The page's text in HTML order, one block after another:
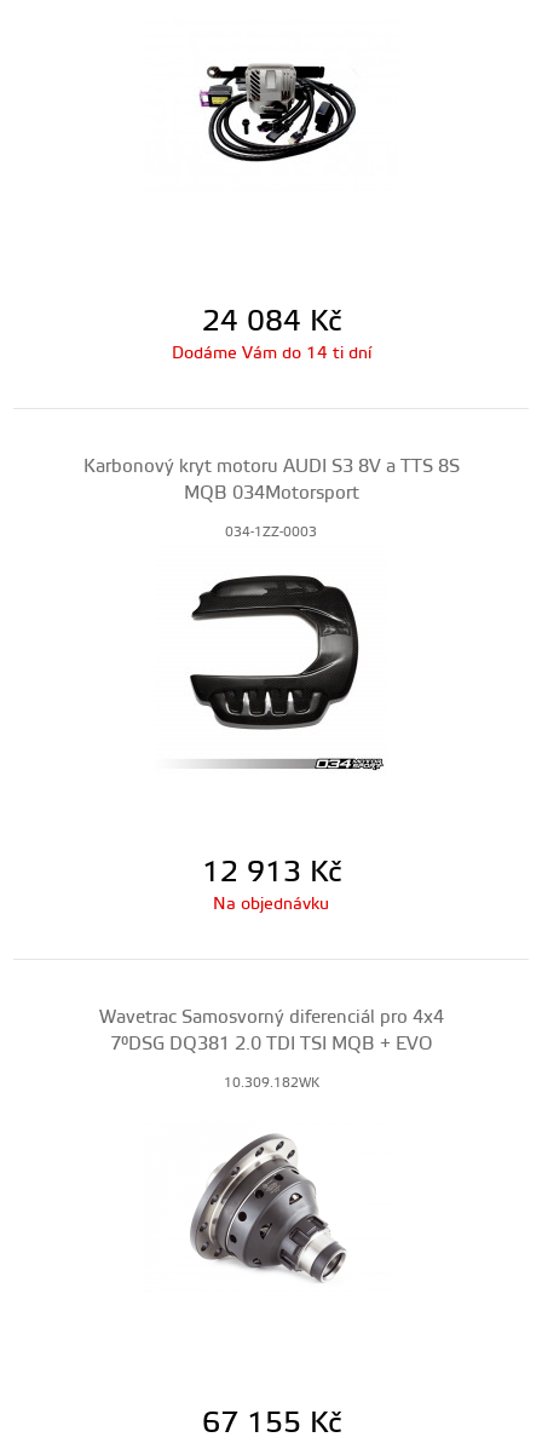
24 084 Kč
Dodáme Vám do 14 ti dní
Karbonový kryt motoru AUDI S3 8V a TTS 8S
MQB 034Motorsport
034-1ZZ-0003
12 913 Kč
Na objednávku
Wavetrac Samosvorný diferenciál pro 4x4
7°DSG DQ381 2.0 TDI TSI MQB + EVO
10.309.182WK
67 155 Kč